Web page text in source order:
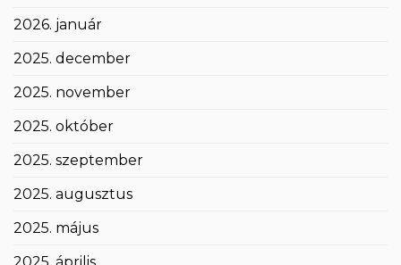
2026. január
2025. december
2025. november
2025. október
2025. szeptember
2025. augusztus
2025. május